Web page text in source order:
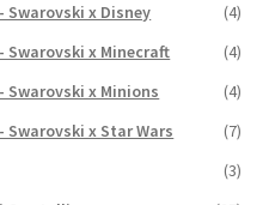
x Disney
(4)
x Minecraft
(4)
x Minions
(4)
x Star Wars
(7)
(3)